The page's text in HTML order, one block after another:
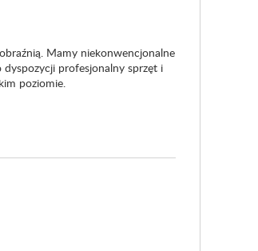
Mamy niekonwencjonalne
profesjonalny sprzęt i
poziomie.